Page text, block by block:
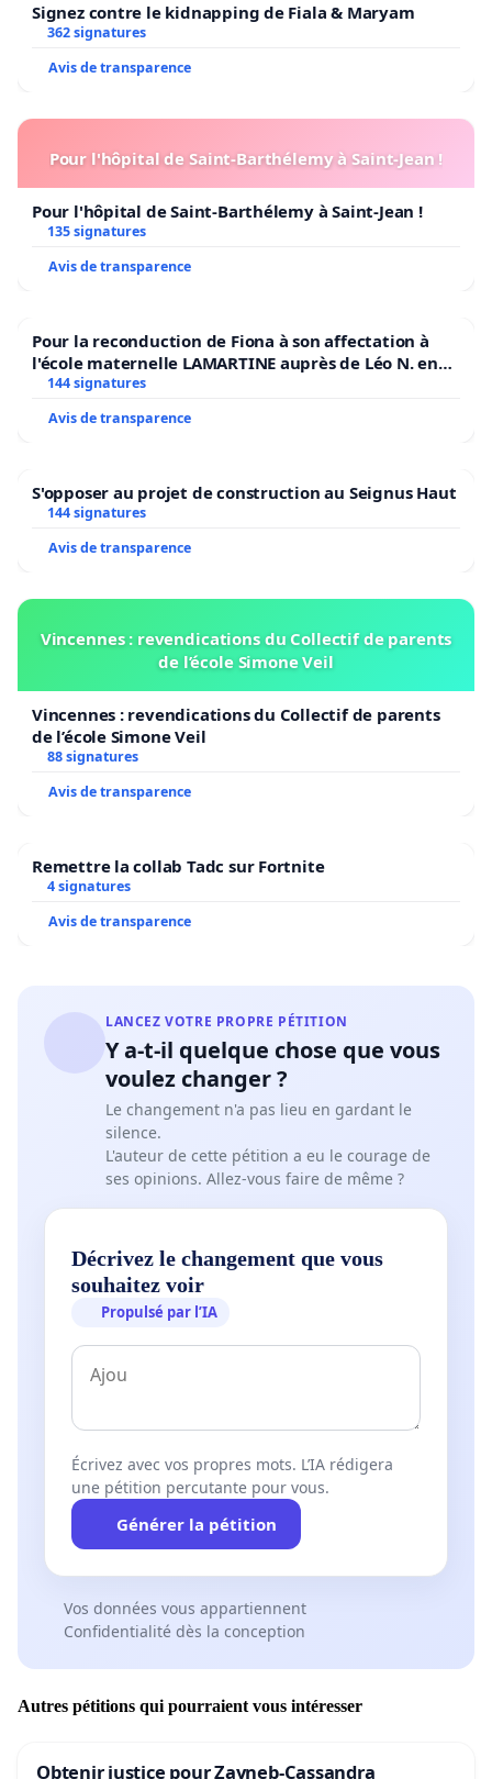
Signez contre le kidnapping de Fiala & Maryam
362 signatures
Avis de transparence
Pour l'hôpital de Saint-Barthélemy à Saint-Jean !
Pour l'hôpital de Saint-Barthélemy à Saint-Jean !
135 signatures
Avis de transparence
Pour la reconduction de Fiona à son affectation à
l'école maternelle LAMARTINE auprès de Léo N. en
2026/2027
144 signatures
Avis de transparence
S'opposer au projet de construction au Seignus Haut
144 signatures
Avis de transparence
Vincennes : revendications du Collectif de parents
de l’école Simone Veil
Vincennes : revendications du Collectif de parents
de l’école Simone Veil
88 signatures
Avis de transparence
Remettre la collab Tadc sur Fortnite
4 signatures
Avis de transparence
LANCEZ VOTRE PROPRE PÉTITION
Y a-t-il quelque chose que vous
voulez changer ?
Le changement n'a pas lieu en gardant le
silence.
L'auteur de cette pétition a eu le courage de
ses opinions. Allez-vous faire de même ?
Décrivez le changement que vous
souhaitez voir
Propulsé par l’IA
Écrivez avec vos propres mots. L’IA rédigera
une pétition percutante pour vous.
Générer la pétition
Vos données vous appartiennent
Confidentialité dès la conception
Autres pétitions qui pourraient vous intéresser
Obtenir justice pour Zayneb-Cassandra